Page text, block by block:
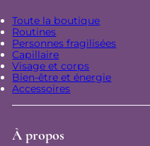
Toute la boutique
Routines
Personnes fragilisées
Capillaire
Visage et corps
Bien-être et énergie
Accessoires
À propos